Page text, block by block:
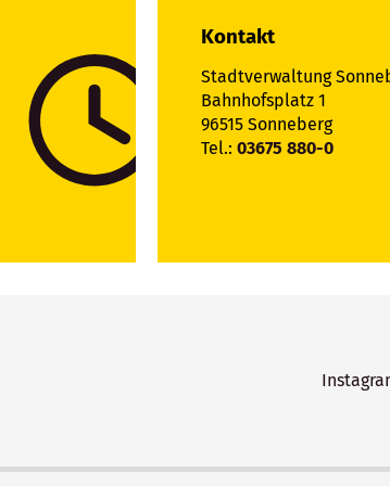
Kontakt
Stadtverwaltung
Bahnhofsplatz 1
96515 Sonneberg
Tel.: 03675 880-0